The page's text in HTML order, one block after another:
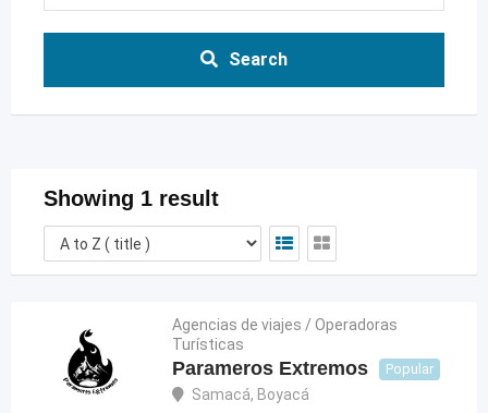
Search
Showing 1 result
Agencias de viajes / Operadoras
Turísticas
Parameros Extremos Popular
Samacá, Boyacá